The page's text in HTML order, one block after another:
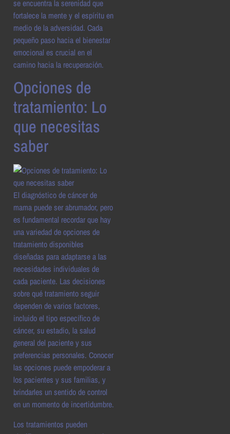
se encuentra la serenidad que
fortalece la mente y el espíritu en
medio de la adversidad. Cada
pequeño paso hacia el bienestar
emocional es crucial en el
camino hacia la recuperación.
Opciones de
tratamiento: Lo
que necesitas
saber
El diagnóstico de cáncer de
mama puede ser abrumador, pero
es fundamental recordar que hay
una variedad de opciones de
tratamiento disponibles
diseñadas para adaptarse a las
necesidades individuales de
cada paciente. Las decisiones
sobre qué tratamiento seguir
dependen de varios factores,
incluido el tipo específico de
cáncer, su estadio, la salud
general del paciente y sus
preferencias personales. Conocer
las opciones puede empoderar a
los pacientes y sus familias, y
brindarles un sentido de control
en un momento de incertidumbre.
Los tratamientos pueden